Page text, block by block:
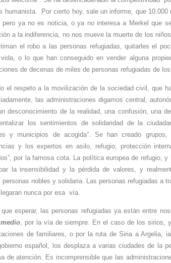
humanista. Por cierto hoy, sale un informe, que 10.000
pero ya no es noticia, o ya no interesa a Merkel que
a la indiferencia, no nos mueve la muerte de los
el robo a las personas refugiadas, quitarles el
o lo que han conseguido en vender alguna
de decenas de miles de personas refugiadas de
el respeto a la movilización de la sociedad civil, que
las administraciones digamos central,
desconocimiento de la realidad, una confusión, una
los sentimientos de solidaridad de la
y municipios de acogida”. Se han creado
y los expertos en asilo, refugio, protección
por la famosa cota. La política europea de refugio,
la insensibilidad y la pérdida de valores, y
personas nobles y solidaria. Las personas refugiadas a
nunca por esa vía.
que esperar, las personas refugiadas ya están entre
, por la vía de siempre. En el caso de los sirios,
de familiares, o por la ruta de Siria a Argelia,
español, los desplaza a varias ciudades de la
de atención. Es incomprensible que las